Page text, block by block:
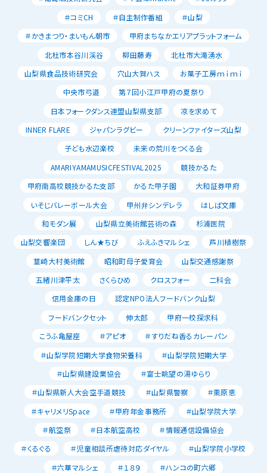
＃コミCH
＃自主制作番組
＃山梨
＃かきまつり・まいもん朝市
甲府まちなかエリアプラットフォーム
北杜市本谷川渓谷
柳田藤寿
北杜市大滝湧水
山梨県食品技術研究会
穴山大賀ハス
お菓子工房ｍｉｍｉ
中央市弓道
第７回小江戸甲府の夏祭り
日本フォークダンス連盟山梨県支部
凉を求めて
INNER FLARE
ジャパンラグビー
クリーンファイターズ山梨
子ども水辺楽校
未来の荒川をつくる会
AMARIYAMAMUSICFESTIVAL2025
競技かるた
甲府南高校競技かるた支部
かるた甲子園
大和証券甲府
いそじバレーボール大会
甲州弁シンデレラ
はしば文庫
和モダン展
山梨県立美術館芸術の森
杉浦医院
山梨交響楽団
しん★ちび ふえふきマルシェ
芦川植樹祭
韮崎大村美術館
昭和町母子愛育会
山梨交通感謝祭
五緒川津平太
さくらひめ クロスフォー
二科会
信用金庫の日
認定NPO法人フードバンク山梨
フードバンクセット
伸太郎
甲府一校探求科
こうふ亀屋座
＃アピオ
＃すりだね香るカレーパン
＃山梨学院短期大学食物栄養科
＃山梨学院短期大学
＃山梨県建設業協会
＃富士眺望の湯ゆらり
＃山梨県新人大会空手道競技
＃山梨県警察
＃栗原恵
＃キャリメリSpace
＃甲府年金事務所
＃山梨学院大学
＃航空祭
＃日本航空高校
＃情報通信設備協会
＃くるぐる
＃児童相談所虐待対応ダイヤル
＃山梨学院小学校
＃六華マルシェ
＃１８９
＃ハンコの町六郷